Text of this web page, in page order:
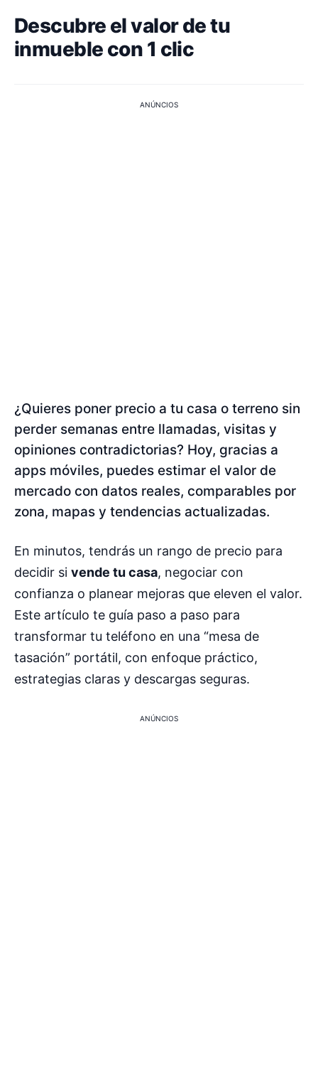
Descubre el valor de tu
inmueble con 1 clic
ANÚNCIOS
¿Quieres poner precio a tu casa o terreno sin
perder semanas entre llamadas, visitas y
opiniones contradictorias? Hoy, gracias a
apps móviles, puedes estimar el valor de
mercado con datos reales, comparables por
zona, mapas y tendencias actualizadas.
En minutos, tendrás un rango de precio para
decidir si vende tu casa, negociar con
confianza o planear mejoras que eleven el valor.
Este artículo te guía paso a paso para
transformar tu teléfono en una “mesa de
tasación” portátil, con enfoque práctico,
estrategias claras y descargas seguras.
ANÚNCIOS